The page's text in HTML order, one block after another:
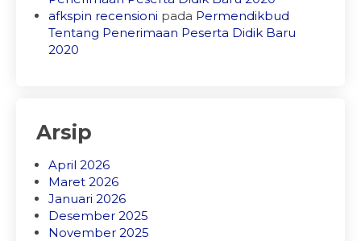
afkspin recensioni pada Permendikbud
Tentang Penerimaan Peserta Didik Baru
2020
Arsip
April 2026
Maret 2026
Januari 2026
Desember 2025
November 2025